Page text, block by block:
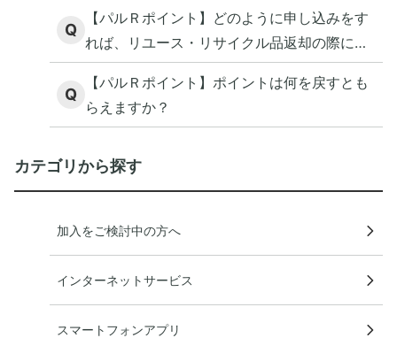
Q
【パルＲポイント】どのように申し込みをす
れば、リユース・リサイクル品返却の際にポ
イントがもらえますか？
Q
【パルＲポイント】ポイントは何を戻すとも
らえますか？
カテゴリから探す
加入をご検討中の方へ
インターネットサービス
スマートフォンアプリ